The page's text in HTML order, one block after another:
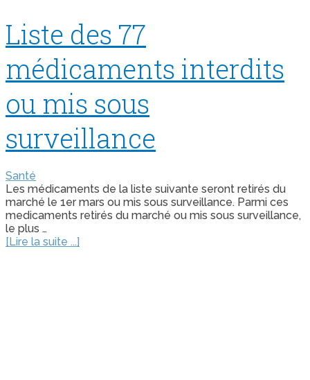
Liste des 77
médicaments interdits
ou mis sous
surveillance
Santé
Les médicaments de la liste suivante seront retirés du
marché le 1er mars ou mis sous surveillance. Parmi ces
medicaments retirés du marché ou mis sous surveillance,
le plus …
[Lire la suite ...]